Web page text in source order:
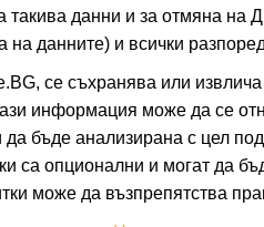
❯
такива данни и за отмяна на
на данните) и всички
се съхранява или
информация може да се
бъде анализирана с цел
са опционални и могат да
може да възпрепятства